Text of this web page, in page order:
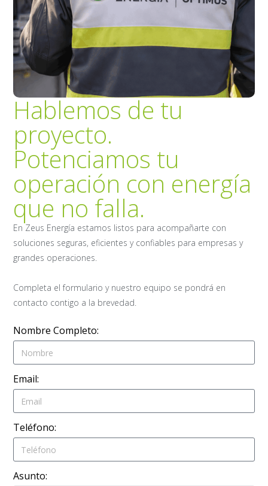
Hablemos de tu
proyecto.
Potenciamos tu
operación con energía
que no falla.
En Zeus Energía estamos listos para acompañarte con
soluciones seguras, eficientes y confiables para empresas y
grandes operaciones.
Completa el formulario y nuestro equipo se pondrá en
contacto contigo a la brevedad.
Nombre Completo:
Email:
Teléfono:
Asunto: